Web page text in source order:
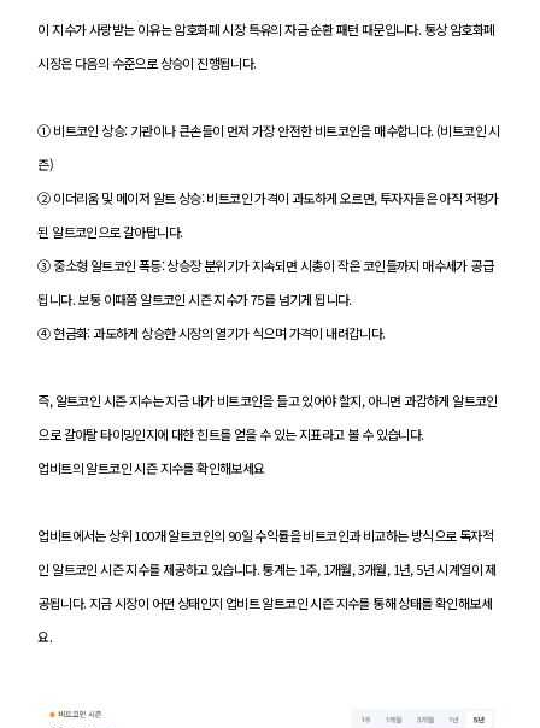
이 지수가 사랑받는 이유는 암호화폐 시장 특유의 자금 순환 패턴 때문입니다. 통상 암호화폐
시장은 다음의 수준으로 상승이 진행됩니다.
① 비트코인 상승: 기관이나 큰손들이 먼저 가장 안전한 비트코인을 매수합니다. (비트코인 시
즌)
② 이더리움 및 메이저 알트 상승: 비트코인 가격이 과도하게 오르면, 투자자들은 아직 저평가
된 알트코인으로 갈아탑니다.
③ 중소형 알트코인 폭등: 상승장 분위기가 지속되면 시총이 작은 코인들까지 매수세가 공급
됩니다. 보통 이때쯤 알트코인 시즌 지수가 75를 넘기게 됩니다.
④ 현금화: 과도하게 상승한 시장의 열기가 식으며 가격이 내려갑니다.
즉, 알트코인 시즌 지수는 지금 내가 비트코인을 들고 있어야 할지, 아니면 과감하게 알트코인
으로 갈아탈 타이밍인지에 대한 힌트를 얻을 수 있는 지표라고 볼 수 있습니다.
업비트의 알트코인 시즌 지수를 확인해보세요
업비트에서는 상위 100개 알트코인의 90일 수익률을 비트코인과 비교하는 방식으로 독자적
인 알트코인 시즌 지수를 제공하고 있습니다. 통계는 1주, 1개월, 3개월, 1년, 5년 시계열이 제
공됩니다. 지금 시장이 어떤 상태인지 업비트 알트코인 시즌 지수를 통해 상태를 확인해보세
요.